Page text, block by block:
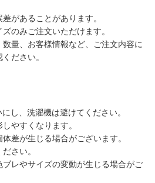
があることがあります。
のみご注文いただけます。
量、お客様情報など、ご注文内容に
ださい。
し、洗濯機は避けてください。
やすくなります。
差が生じる場合がございます。
さい。
ブレやサイズの変動が生じる場合がご